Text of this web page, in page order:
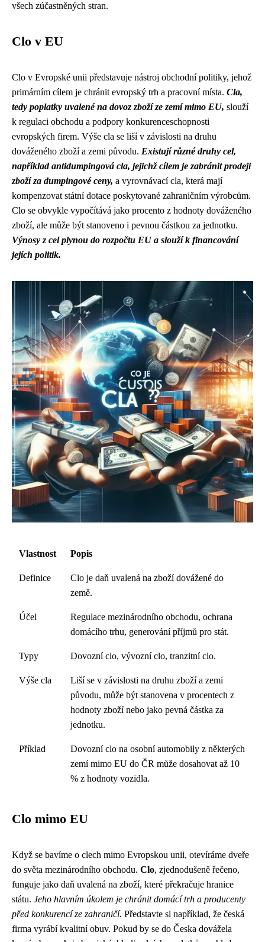
všech zúčastněných stran.
Clo v EU
Clo v Evropské unii představuje nástroj obchodní politiky, jehož
primárním cílem je chránit evropský trh a pracovní místa. Cla,
tedy poplatky uvalené na dovoz zboží ze zemí mimo EU, slouží
k regulaci obchodu a podpory konkurenceschopnosti
evropských firem. Výše cla se liší v závislosti na druhu
dováženého zboží a zemi původu. Existují různé druhy cel,
například antidumpingová cla, jejichž cílem je zabránit prodeji
zboží za dumpingové ceny, a vyrovnávací cla, která mají
kompenzovat státní dotace poskytované zahraničním výrobcům.
Clo se obvykle vypočítává jako procento z hodnoty dováženého
zboží, ale může být stanoveno i pevnou částkou za jednotku.
Výnosy z cel plynou do rozpočtu EU a slouží k financování
jejích politik.
Vlastnost Popis
Definice
Clo je daň uvalená na zboží dovážené do
země.
Účel
Regulace mezinárodního obchodu, ochrana
domácího trhu, generování příjmů pro stát.
Typy Dovozní clo, vývozní clo, tranzitní clo.
Výše cla
Liší se v závislosti na druhu zboží a zemi
původu, může být stanovena v procentech z
hodnoty zboží nebo jako pevná částka za
jednotku.
Příklad
Dovozní clo na osobní automobily z některých
zemí mimo EU do ČR může dosahovat až 10
% z hodnoty vozidla.
Clo mimo EU
Když se bavíme o clech mimo Evropskou unii, otevíráme dveře
do světa mezinárodního obchodu. Clo, zjednodušeně řečeno,
funguje jako daň uvalená na zboží, které překračuje hranice
státu. Jeho hlavním úkolem je chránit domácí trh a producenty
před konkurencí ze zahraničí. Představte si například, že česká
firma vyrábí kvalitní obuv. Pokud by se do Česka dovážela